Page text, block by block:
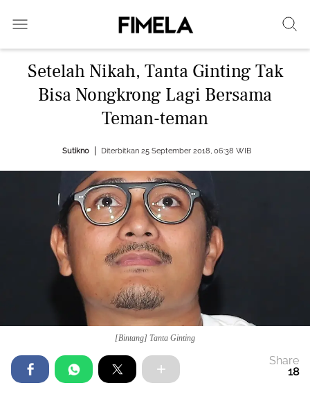
Setelah Nikah, Tanta Ginting Tak
Bisa Nongkrong Lagi Bersama
Teman-teman
Sutikno Diterbitkan 25 September 2018, 06:38 WIB
[Bintang] Tanta Ginting
Share
18